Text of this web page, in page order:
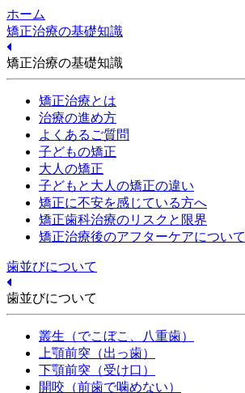
ホーム
矯正治療の基礎知識
矯正治療の基礎知識
矯正治療とは
治療の進め方
よくあるご質問
子どもの矯正
大人の矯正
子どもと大人の矯正の違い
矯正に不安を感じている方へ
矯正歯科治療のリスクと限界
矯正治療後のアフターケアについて
歯並びについて
歯並びについて
叢生（でこぼこ、八重歯）
上顎前突（出っ歯）
下顎前突（受け口）
開咬（前歯で噛めない）